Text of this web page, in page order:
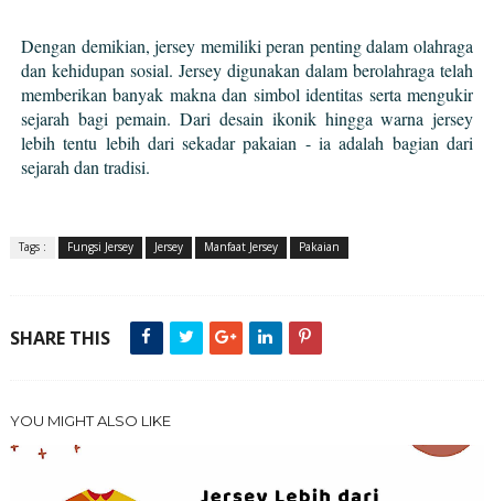
Dengan demikian, jersey memiliki peran penting dalam olahraga
dan kehidupan sosial. Jersey digunakan dalam berolahraga telah
memberikan banyak makna dan simbol identitas serta mengukir
sejarah bagi pemain. Dari desain ikonik hingga warna jersey
lebih tentu lebih dari sekadar pakaian - ia adalah bagian dari
sejarah dan tradisi.
Tags : Fungsi Jersey Jersey Manfaat Jersey Pakaian
SHARE THIS
YOU MIGHT ALSO LIKE